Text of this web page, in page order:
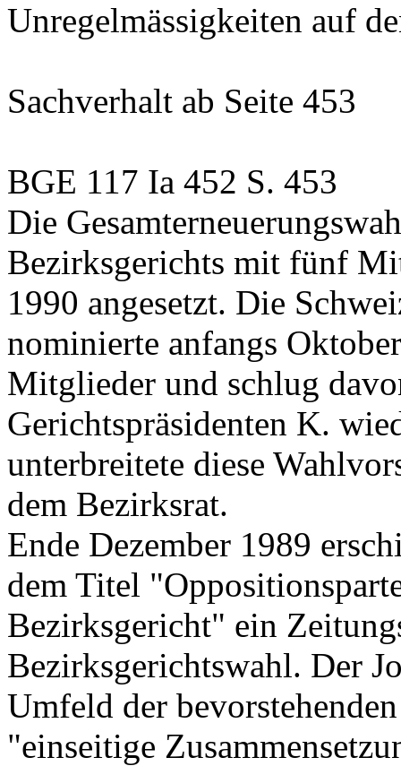
Unregelmässigkeiten auf
Sachverhalt ab Seite 453
BGE 117 Ia 452 S. 453
Die
Bezirksgerichts mit fünf
1990 angesetzt. Die
nominierte anfangs
Mitglieder und schlug
Gerichtspräsidenten K.
unterbreitete diese
dem Bezirksrat.
Ende Dezember 1989
dem Titel
Bezirksgericht" ein
Bezirksgerichtswahl. Der
Umfeld der
"einseitige